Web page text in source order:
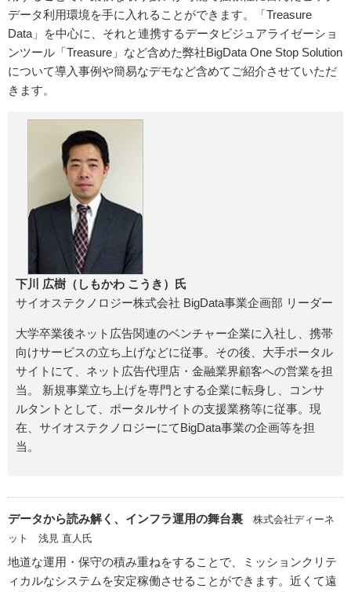
データ利用環境を手に入れることができます。「Treasure
Data」を中心に、それと連携するデータビジュアライゼーショ
ンツール「Treasure」など含めた弊社BigData One Stop Solution
について導入事例や簡易なデモなど含めてご紹介させていただ
きます。
下川 広樹（しもかわ こうき）氏
サイオステクノロジー株式会社 BigData事業企画部 リーダー
大学卒業後ネット広告関連のベンチャー企業に入社し、携帯
向けサービスの立ち上げなどに従事。その後、大手ポータル
サイトにて、ネット広告代理店・金融業界顧客への営業を担
当。 新規事業立ち上げを専門とする企業に転身し、コンサ
ルタントとして、ポータルサイトの支援業務等に従事。現
在、サイオステクノロジーにてBigData事業の企画等を担
当。
データから読み解く、インフラ運用の舞台裏 株式会社ディーネ
ット 浅見 直人氏
地道な運用・保守の積み重ねをすることで、ミッションクリテ
ィカルなシステムを安定稼働させることができます。近くて遠